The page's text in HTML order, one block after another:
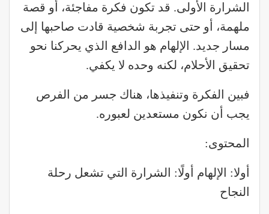
الشرارة الأولى. قد تكون فكرة مفاجئة، أو قصة
ملهمة، أو حتى تجربة شخصية قادت صاحبها إلى
مسار جديد. الإلهام هو الدافع الذي يحركنا نحو
تحقيق الأحلام، لكنه وحده لا يكفي.
فبين الفكرة وتنفيذها، هناك جسر من الفرص
يجب أن نكون مستعدين لعبوره.
المحتوى:
أولا: الإلهام أولًا: الشرارة التي تشعل رحلة
النجاح